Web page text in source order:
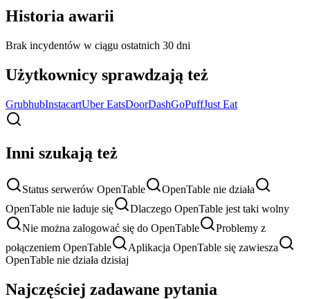
Historia awarii
Brak incydentów w ciągu ostatnich 30 dni
Użytkownicy sprawdzają też
GrubhubInstacartUber EatsDoorDashGoPuffJust Eat
Inni szukają też
Status serwerów OpenTable
OpenTable nie działa
OpenTable nie ładuje się
Dlaczego OpenTable jest taki wolny
Nie można zalogować się do OpenTable
Problemy z
połączeniem OpenTable
Aplikacja OpenTable się zawiesza
OpenTable nie działa dzisiaj
Najczęściej zadawane pytania